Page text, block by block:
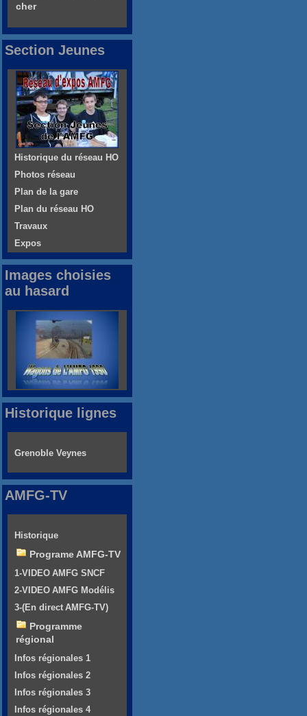
cher
Section Jeunes
Historique du réseau HO
Photos réseau
Plan de la gare
Plan du réseau HO
Travaux
Expos
Images choisies
au hasard
Historique lignes
Grenoble Veynes
AMFG-TV
Historique
Programe AMFG-TV
1-VIDEO AMFG SNCF
2-VIDEO AMFG Modélis
3-(En direct AMFG-TV)
Programme
régional
Infos régionales 1
Infos régionales 2
Infos régionales 3
Infos régionales 4